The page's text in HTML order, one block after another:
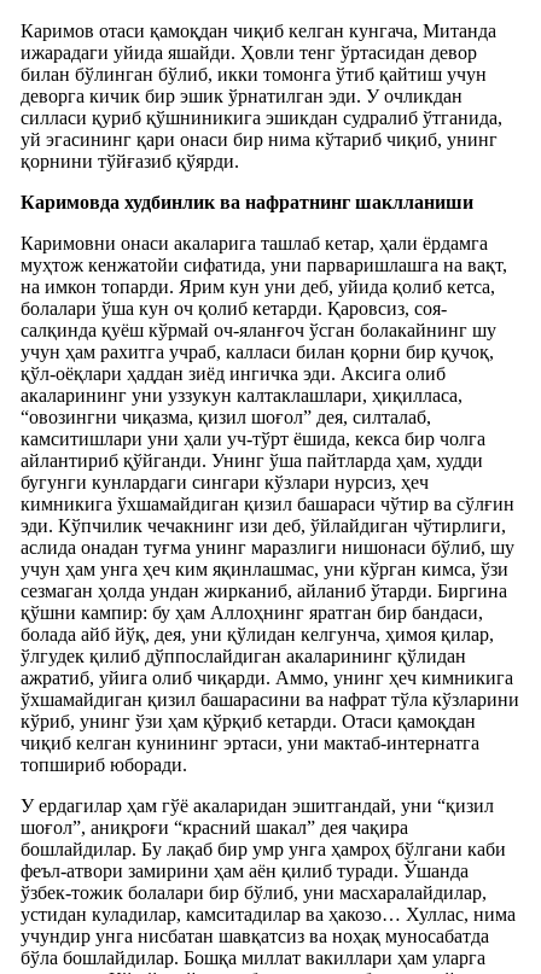
Каримов отаси қамоқдан чиқиб келган кунгача, Митанда
ижарадаги уйида яшайди. Ҳовли тенг ўртасидан девор
билан бўлинган бўлиб, икки томонга ўтиб қайтиш учун
деворга кичик бир эшик ўрнатилган эди. У очликдан
силласи қуриб қўшниникига эшикдан судралиб ўтганида,
уй эгасининг қари онаси бир нима кўтариб чиқиб, унинг
қорнини тўйғазиб қўярди.
Каримовда худбинлик ва нафратнинг шаклланиши
Каримовни онаси акаларига ташлаб кетар, ҳали ёрдамга
муҳтож кенжатойи сифатида, уни парваришлашга на вақт,
на имкон топарди. Ярим кун уни деб, уйида қолиб кетса,
болалари ўша кун оч қолиб кетарди. Қаровсиз, соя-
салқинда қуёш кўрмай оч-яланғоч ўсган болакайнинг шу
учун ҳам рахитга учраб, калласи билан қорни бир қучоқ,
қўл-оёқлари ҳаддан зиёд ингичка эди. Аксига олиб
акаларининг уни уззукун калтаклашлари, ҳиқилласа,
“овозингни чиқазма, қизил шоғол” дея, силталаб,
камситишлари уни ҳали уч-тўрт ёшида, кекса бир чолга
айлантириб қўйганди. Унинг ўша пайтларда ҳам, худди
бугунги кунлардаги сингари кўзлари нурсиз, ҳеч
кимникига ўхшамайдиган қизил башараси чўтир ва сўлғин
эди. Кўпчилик чечакнинг изи деб, ўйлайдиган чўтирлиги,
аслида онадан туғма унинг маразлиги нишонаси бўлиб, шу
учун ҳам унга ҳеч ким яқинлашмас, уни кўрган кимса, ўзи
сезмаган ҳолда ундан жирканиб, айланиб ўтарди. Биргина
қўшни кампир: бу ҳам Аллоҳнинг яратган бир бандаси,
болада айб йўқ, дея, уни қўлидан келгунча, ҳимоя қилар,
ўлгудек қилиб дўппослайдиган акаларининг қўлидан
ажратиб, уйига олиб чиқарди. Аммо, унинг ҳеч кимникига
ўхшамайдиган қизил башарасини ва нафрат тўла кўзларини
кўриб, унинг ўзи ҳам қўрқиб кетарди. Отаси қамоқдан
чиқиб келган кунининг эртаси, уни мактаб-интернатга
топшириб юборади.
У ердагилар ҳам гўё акаларидан эшитгандай, уни “қизил
шоғол”, аниқроғи “красний шакал” дея чақира
бошлайдилар. Бу лақаб бир умр унга ҳамроҳ бўлгани каби
феъл-атвори замирини ҳам аён қилиб туради. Ўшанда
ўзбек-тожик болалари бир бўлиб, уни масхаралайдилар,
устидан куладилар, камситадилар ва ҳакозо… Хуллас, нима
учундир унга нисбатан шавқатсиз ва ноҳақ муносабатда
бўла бошлайдилар. Бошқа миллат вакиллари ҳам уларга